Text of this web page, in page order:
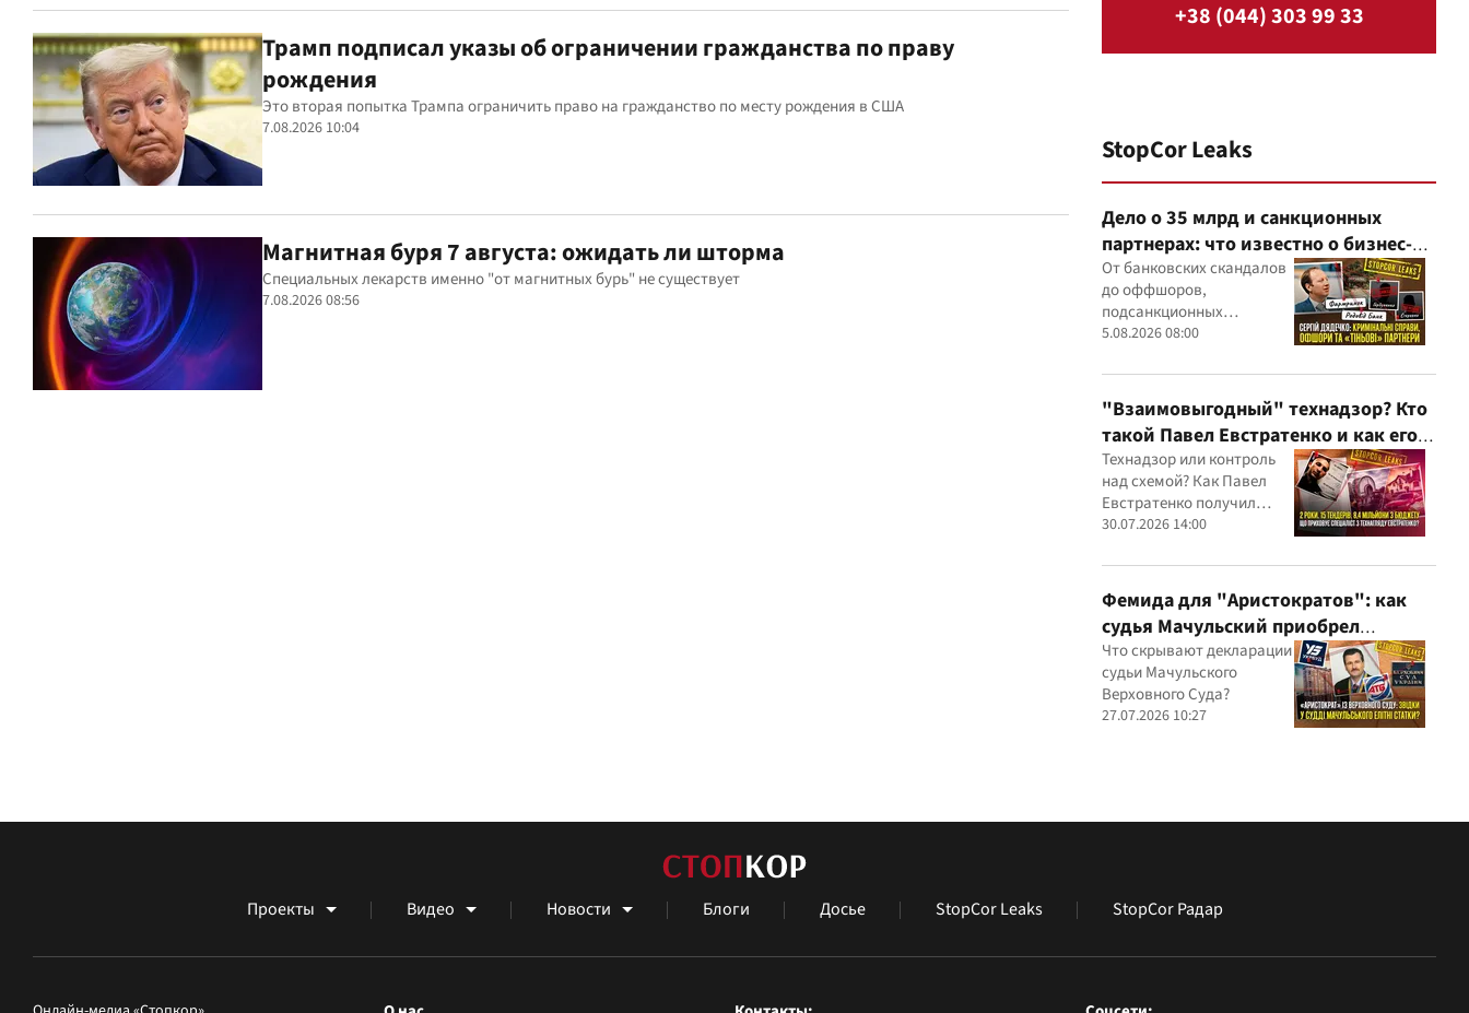
Трамп подписал указы об ограничении гражданства по праву
рождения
Это вторая попытка Трампа ограничить право на гражданство по месту рождения в США
7.08.2026 10:04
Магнитная буря 7 августа: ожидать ли шторма
Специальных лекарств именно "от магнитных бурь" не существует
7.08.2026 08:56
+38 (044) 303 99 33
StopCor Leaks
Дело о 35 млрд и санкционных
партнерах: что известно о бизнес-
интересах Сергея Дядечко от
"Родовид Банка" до "ФАРМАСЕЛ"
От банковских скандалов
до оффшоров,
подсанкционных
партнеров и уголовных
связи Сергея Дядечко до
сих пор простираются
через Украину и несколько
иностранных юрисдикций
5.08.2026 08:00
"Взаимовыгодный" технадзор? Кто
такой Павел Евстратенко и как его
ФЛП получил доступ к бюджетным
миллионам?
Технадзор или контроль
над схемой? Как Павел
Евстратенко получил
миллионные подряды
30.07.2026 14:00
Фемида для "Аристократов": как
судья Мачульский приобрел
элитное жилье после вердикта в
пользу застройщика?
Что скрывают декларации
судьи Мачульского
Верховного Суда?
27.07.2026 10:27
Проекты Видео Новости Блоги Досье StopCor Leaks StopCor Радар